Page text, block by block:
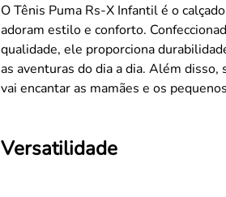
O Tênis Puma Rs-X Infantil é o
adoram estilo e conforto.
qualidade, ele proporciona
as aventuras do dia a dia. Além
vai encantar as mamães e os
Versatilidade